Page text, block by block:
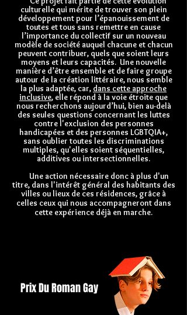
culturelle qui mérite de trouver son plein
développement pour l’épanouissement de
toutes et tous sans remettre en cause
l’importance du collectif sur un nouveau
modèle de société auquel chacune et chacun
peuvent contribuer, quels que soient leurs
moyens et leurs capacités. Une nouvelle
manière d’être ensemble et de faire groupe
autour de la création littéraire, nous semble
la plus adaptée, car, dans cette approche
inclusive, elle répond à la voie étroite que
nous recherchons aujourd’hui, bien au-delà
des seules questions concernant les luttes
contre l'exclusion des personnes
handicapées et des personnes LGBTQIA+,
sans oublier toutes les discriminations
multiples, qu'elles soient séquentielles,
additives ou intersectionnelles.
Une action nécessaire donc à plus d'un
titre, dans l'intérêt général des habitants des
villes ou lieux de ces résidences, grâce à
celles ceux qui nous accompagneront dans
cette expérience déjà en marche.
Prix Du Roman Gay